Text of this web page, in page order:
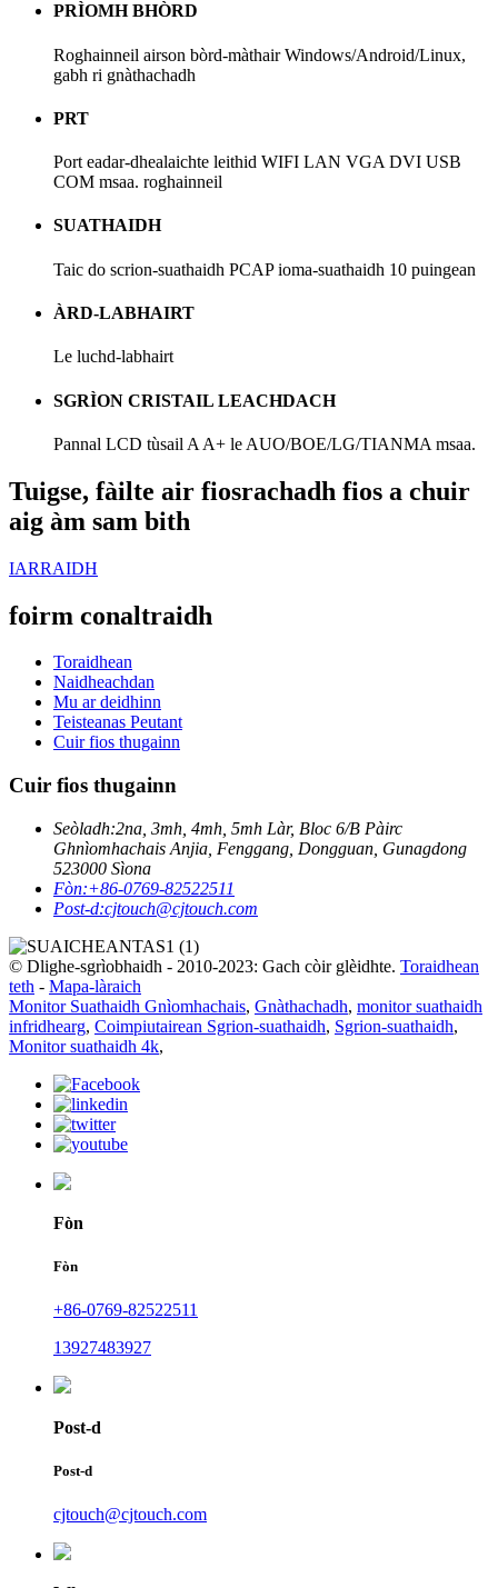
PRÌOMH BHÒRD
Roghainneil airson bòrd-màthair Windows/Android/Linux,
gabh ri gnàthachadh
PRT
Port eadar-dhealaichte leithid WIFI LAN VGA DVI USB
COM msaa. roghainneil
SUATHAIDH
Taic do scrion-suathaidh PCAP ioma-suathaidh 10 puingean
ÀRD-LABHAIRT
Le luchd-labhairt
SGRÌON CRISTAIL LEACHDACH
Pannal LCD tùsail A A+ le AUO/BOE/LG/TIANMA msaa.
Tuigse, fàilte air fiosrachadh fios a chuir
aig àm sam bith
IARRAIDH
foirm conaltraidh
Toraidhean
Naidheachdan
Mu ar deidhinn
Teisteanas Peutant
Cuir fios thugainn
Cuir fios thugainn
Seòladh:2na, 3mh, 4mh, 5mh Làr, Bloc 6/B Pàirc
Ghnìomhachais Anjia, Fenggang, Dongguan, Gunagdong
523000 Sìona
Fòn:+86-0769-82522511
Post-d:cjtouch@cjtouch.com
© Dlighe-sgrìobhaidh - 2010-2023: Gach còir glèidhte. Toraidhean
teth - Mapa-làraich
Monitor Suathaidh Gnìomhachais, Gnàthachadh, monitor suathaidh
infridhearg, Coimpiutairean Sgrion-suathaidh, Sgrion-suathaidh,
Monitor suathaidh 4k,
Fòn
Fòn
+86-0769-82522511
13927483927
Post-d
Post-d
cjtouch@cjtouch.com